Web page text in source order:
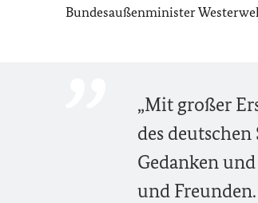
Bundesaußenminister
„Mit großer
des
Gedanken
und